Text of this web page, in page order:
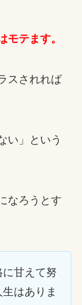
モテます。
スされれば
い」という
なろうとす
甘えて努
はありま